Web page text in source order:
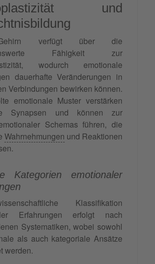
und
verfügt über die
Fähigkeit zur
wodurch emotionale
dauerhafte Veränderungen in
Verbindungen bewirken können.
emotionale Muster verstärken
Synapsen und können zur
Schemas führen, die
Wahrnehmungen und Reaktionen
Kategorien emotionaler
Klassifikation
Erfahrungen erfolgt nach
Systematiken, wobei sowohl
als auch kategoriale Ansätze
werden.